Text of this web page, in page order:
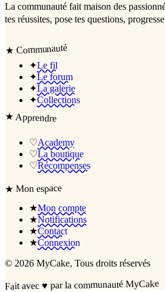
La communauté fait maison des
tes réussites, pose tes questions,
★ Communauté
✦Le fil
✦Le forum
✦La galerie
✦Collections
★Apprendre
♡Academy
♡La boutique
♡Récompenses
★Mon espace
★Mon compte
★Notifications
★Contact
★Connexion
© 2026 MyCake, Tous droits réservés
Fait avec♥ par la communauté MyCake